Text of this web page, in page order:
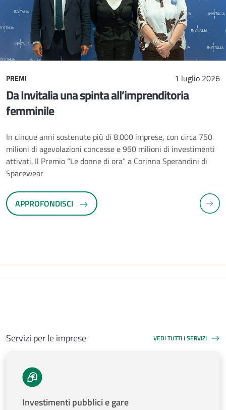
PREMI 1 luglio 2026
Da Invitalia una spinta all’imprenditoria
femminile
In cinque anni sostenute più di 8.000 imprese, con circa 750
milioni di agevolazioni concesse e 950 milioni di investimenti
attivati. Il Premio “Le donne di ora” a Corinna Sperandini di
Spacewear
APPROFONDISCI
Servizi per le imprese VEDI TUTTI I SERVIZI
SERVIZI PER LE IMPRESE
Investimenti pubblici e gare